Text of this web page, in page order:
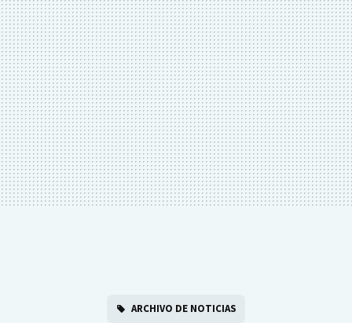
ARCHIVO DE NOTICIAS